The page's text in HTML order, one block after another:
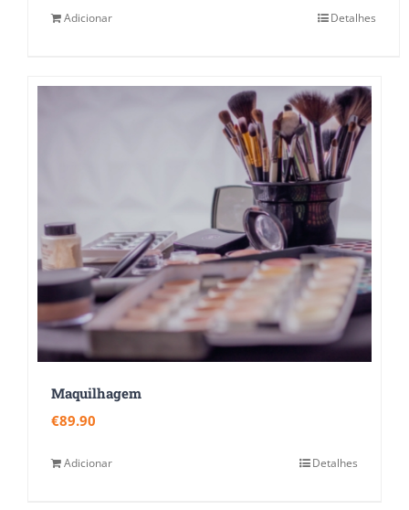
Adicionar Detalhes
Maquilhagem
€89.90
Adicionar Detalhes